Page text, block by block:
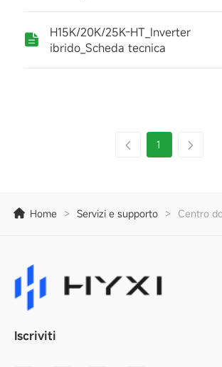
H15K/20K/25K-HT_Inverter
ibrido_Scheda tecnica
1
Home > Servizi e supporto > Centro
Iscriviti